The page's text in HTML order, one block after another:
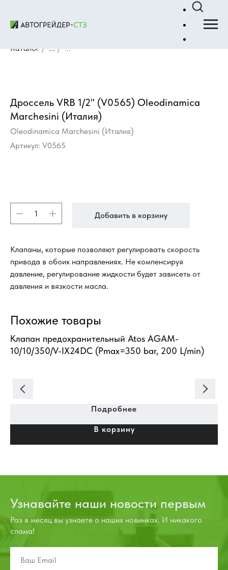
Каталог / ... / ...
Дроссель VRB 1/2" (V0565) Oleodinamica
Marchesini (Италия)
Oleodinamica Marchesini (Италия)
Артикул: V0565
Добавить в корзину
Клапаны, которые позволяют регулировать скорость
привода в обоих направлениях. Не компенсируя
давление, регулирование жидкости будет зависеть от
давления и вязкости масла.
Похожие товары
Клапан предохранительный Atos AGAM-
10/10/350/V-IX24DC (Pmax=350 bar, 200 L/min)
Подробнее
В корзину
Узнавайте наши новости первым
Раз в месяц вы узнаете о наших новинках. И никакого
спама!